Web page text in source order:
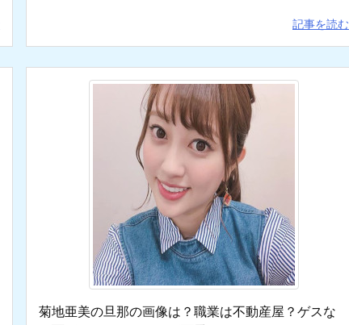
記事を読む
菊地亜美の旦那の画像は？職業は不動産屋？ゲスな